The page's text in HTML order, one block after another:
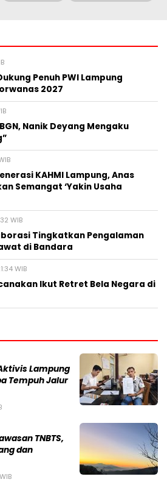
Penuh PWI Lampung
2027
Nanik Deyang Mengaku
KAHMI Lampung, Anas
Semangat ‘Yakin Usaha
WIB
Tingkatkan Pengalaman
di Bandara
WIB
Ikut Retret Bela Negara di
Lampung
Tempuh Jalur
TNBTS,
dan